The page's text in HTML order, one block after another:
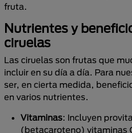
fruta.
Nutrientes y
ciruelas
Las ciruelas son frutas que
incluir en su día a día. Para
ser, en cierta medida,
en varios nutrientes.
Vitaminas: Incluyen
(betacaroteno) vitaminas